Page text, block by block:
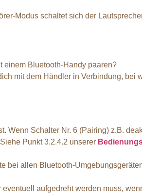
Modus schaltet sich der
einem Bluetooth-Handy paaren?
mit dem Händler in Verbindung, bei
Wenn Schalter Nr. 6 (Pairing) z.B.
Punkt 3.2.4.2 unserer
allen Bluetooth-
aufgedreht werden muss,